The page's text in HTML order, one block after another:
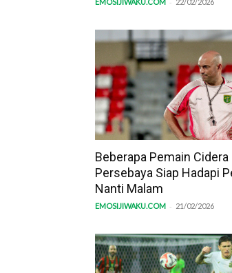
Beberapa Pemain
Persebaya Siap Hadapi
Nanti Malam
EMOSIJIWAKU.COM - 21/02/2026